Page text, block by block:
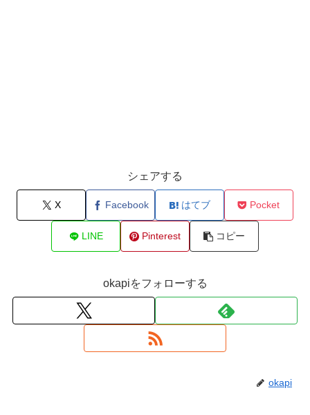
シェアする
X Facebook はてブ Pocket
LINE Pinterest コピー
okapiをフォローする
okapi